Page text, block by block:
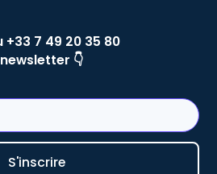
7 49 20 35 80
👇